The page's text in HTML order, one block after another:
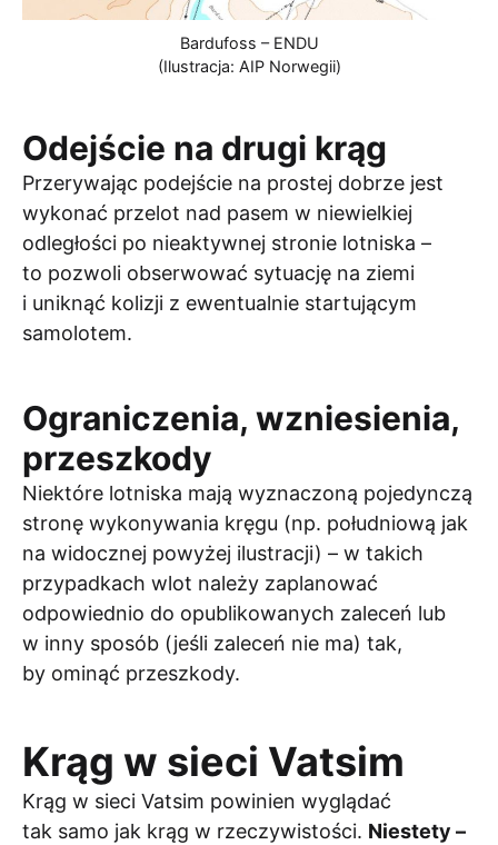
Bardufoss – ENDU
(Ilustracja: AIP Norwegii)
Odejście na drugi krąg
Przerywając podejście na prostej dobrze jest
wykonać przelot nad pasem w niewielkiej
odległości po nieaktywnej stronie lotniska –
to pozwoli obserwować sytuację na ziemi
i uniknąć kolizji z ewentualnie startującym
samolotem.
Ograniczenia, wzniesienia,
przeszkody
Niektóre lotniska mają wyznaczoną pojedynczą
stronę wykonywania kręgu (np. południową jak
na widocznej powyżej ilustracji) – w takich
przypadkach wlot należy zaplanować
odpowiednio do opublikowanych zaleceń lub
w inny sposób (jeśli zaleceń nie ma) tak,
by ominąć przeszkody.
Krąg w sieci Vatsim
Krąg w sieci Vatsim powinien wyglądać
tak samo jak krąg w rzeczywistości. Niestety –